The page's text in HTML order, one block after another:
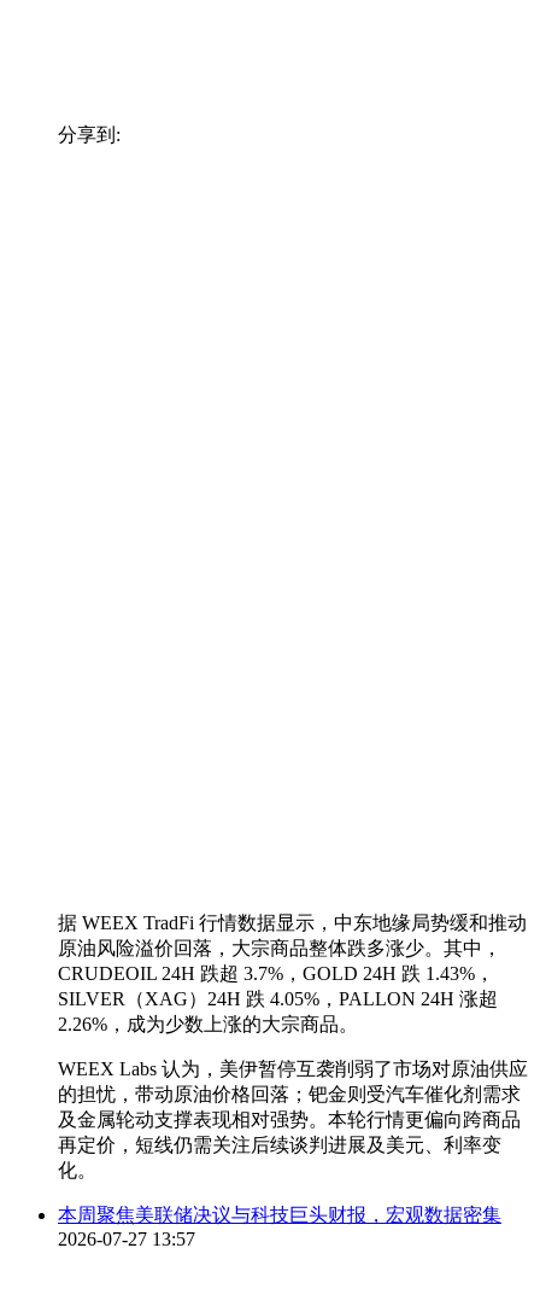
分享到:
据 WEEX TradFi 行情数据显示，中东地缘局势缓和推动
原油风险溢价回落，大宗商品整体跌多涨少。其中，
CRUDEOIL 24H 跌超 3.7%，GOLD 24H 跌 1.43%，
SILVER（XAG）24H 跌 4.05%，PALLON 24H 涨超
2.26%，成为少数上涨的大宗商品。
WEEX Labs 认为，美伊暂停互袭削弱了市场对原油供应
的担忧，带动原油价格回落；钯金则受汽车催化剂需求
及金属轮动支撑表现相对强势。本轮行情更偏向跨商品
再定价，短线仍需关注后续谈判进展及美元、利率变
化。
本周聚焦美联储决议与科技巨头财报，宏观数据密集
2026-07-27 13:57